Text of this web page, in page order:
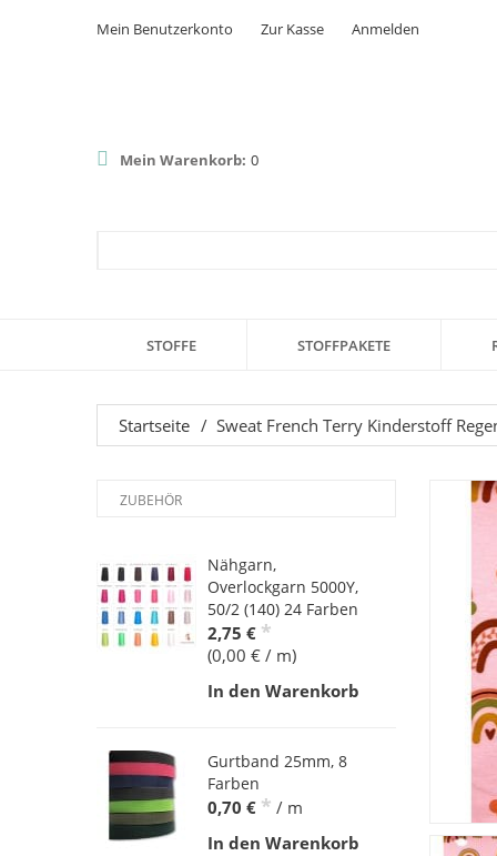
Mein Benutzerkonto Zur Kasse Anmelden
Mein Warenkorb: 0
STOFFE STOFFPAKETE
Startseite / Sweat French Terry Kinderstoff
ZUBEHÖR
Nähgarn,
Overlockgarn 5000Y,
50/2 (140) 24 Farben
2,75 € *
(0,00 € / m)
In den Warenkorb
Gurtband 25mm, 8
Farben
0,70 € * / m
In den Warenkorb